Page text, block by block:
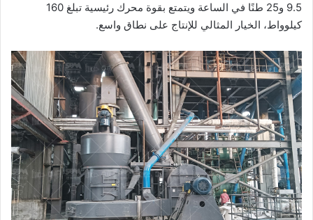
9.5 و25 طنًا في الساعة ويتمتع بقوة محرك رئيسية تبلغ 160
كيلوواط، الخيار المثالي للإنتاج على نطاق واسع.